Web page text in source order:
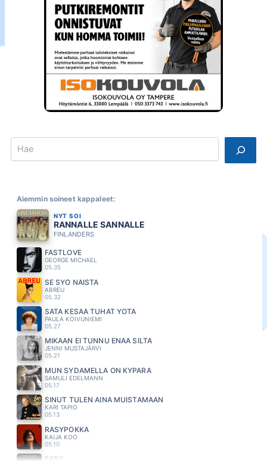
Search
Aiemmin soineet kappaleet:
NYT SOI
RANNALLE SANNALLE
FINLANDERS
FASTLOVE
GEORGE MICHAEL
05.35
SE SYÖ NAISTA
ABREU
05.32
SATA KESÄÄ TUHAT YÖTÄ
PAULA KOIVUNIEMI
05.27
MIKÄÄN EI TUNNU ENÄÄ SILTÄ
JENNI MUSTAJÄRVI
05.21
MUN SYDAMELLA ON KYPARA
SAMULI EDELMANN
05.17
SINUT TULEN AINA MUISTAMAAN
KARI TAPIO
05.13
RÄSYPOKKA
KAIJA KOO
05.10
EASY